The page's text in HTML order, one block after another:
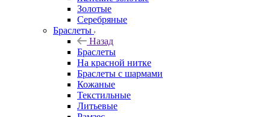
Золотые
Серебряные
Браслеты
Назад
Браслеты
На красной нитке
Браслеты с шармами
Кожаные
Текстильные
Литьевые